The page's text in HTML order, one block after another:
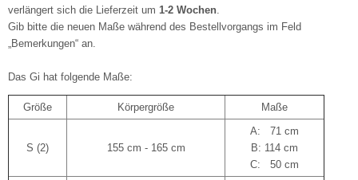
verlängert sich die Lieferzeit um 1-2 Wochen.
Gib bitte die neuen Maße während des Bestellvorgangs im Feld
„Bemerkungen“ an.
Das Gi hat folgende Maße:
Größe Körpergröße Maße
S (2) 155 cm - 165 cm
A: 71 cm
B: 114 cm
C: 50 cm